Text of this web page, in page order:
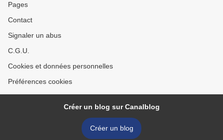
Pages
Contact
Signaler un abus
C.G.U.
Cookies et données personnelles
Préférences cookies
Créer un blog sur Canalblog
Créer un blog